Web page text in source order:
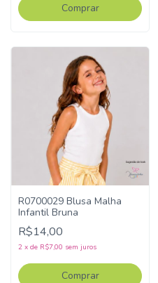
Comprar
R0700029 Blusa Malha
Infantil Bruna
R$14,00
2 x de R$7,00 sem juros
Comprar